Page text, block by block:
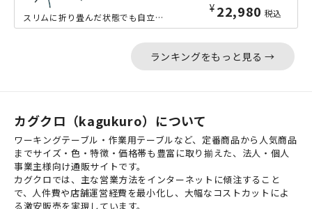
¥ 22,980 税込
スリムに折り畳んだ状態でも自立し、省スペースに収納できることで、ちょっとした補助...
ランキングをもっと見る →
カグクロ（kagukuro）について
ワーキングテーブル・作業用テーブルなど、定番商品から人気商品
までサイズ・色・特徴・価格帯も豊富に取り揃えた、法人・個人
事業主様向け通販サイトです。
カグクロでは、主な営業方法をインターネットに傾注すること
で、人件費や店舗運営経費を最小化し、大幅なコストカットによ
る激安販売を実現しています。